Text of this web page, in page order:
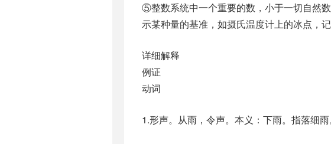
⑤整数系统中一个重要的数，小于一切自然
示某种量的基准，如摄氏温度计上的冰点，记
详细解释
例证
动词
1.形声。从雨，令声。本义：下雨。指落细雨